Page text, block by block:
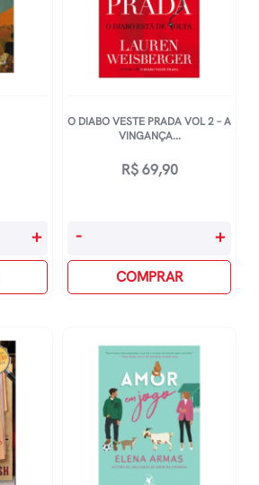
+
O DIABO VESTE PRADA VOL 2 – A
VINGANÇA...
R$69,90
O
Prada
Vingança
Prada
- +
COMPRAR